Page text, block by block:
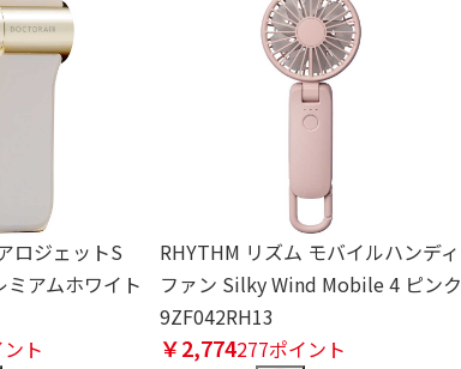
ロジェットS
ミアムホワイト
ト
RHYTHM リズム モバイルハンディ
ファン Silky Wind Mobile 4 ピンク
9ZF042RH13
￥2,774277ポイント